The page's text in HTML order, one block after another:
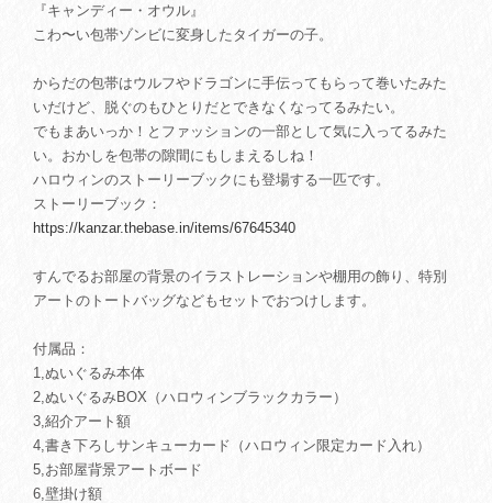
『キャンディー・オウル』
こわ〜い包帯ゾンビに変身したタイガーの子。
からだの包帯はウルフやドラゴンに手伝ってもらって巻いたみた
いだけど、脱ぐのもひとりだとできなくなってるみたい。
でもまあいっか！とファッションの一部として気に入ってるみた
い。おかしを包帯の隙間にもしまえるしね！
ハロウィンのストーリーブックにも登場する一匹です。
ストーリーブック：
https://kanzar.thebase.in/items/67645340
すんでるお部屋の背景のイラストレーションや棚用の飾り、特別
アートのトートバッグなどもセットでおつけします。
付属品：
1,ぬいぐるみ本体
2,ぬいぐるみBOX（ハロウィンブラックカラー）
3,紹介アート額
4,書き下ろしサンキューカード（ハロウィン限定カード入れ）
5,お部屋背景アートボード
6,壁掛け額